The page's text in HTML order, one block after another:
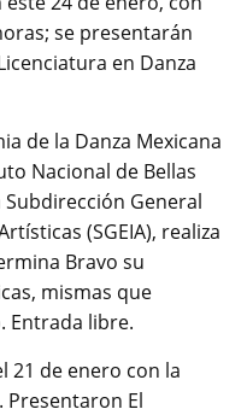
se presentarán
en Danza
de la Danza Mexicana
Nacional de Bellas
General
(SGEIA), realiza
Bravo su
mismas que
Entrada libre.
21 de enero con la
Presentaron El